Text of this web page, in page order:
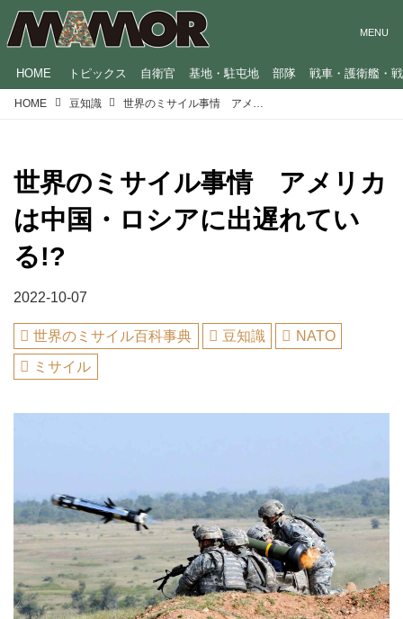
HOME トピックス 自衛官 基地・駐屯地 部隊 戦車・護衛艦・
HOME 豆知識
世界のミサイル事情 アメリカ
は中国・ロシアに出遅れてい
る!?
2022-10-07
世界のミサイル百科事典 豆知識
NATO
ミサイル